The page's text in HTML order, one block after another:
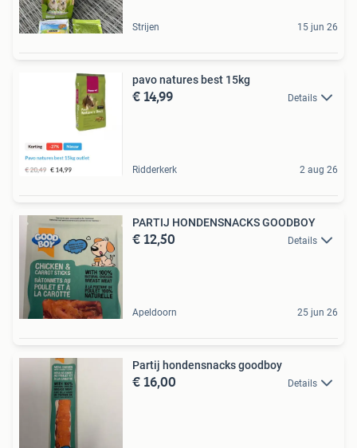
Strijen 15 jun 26
pavo natures best 15kg
€ 14,99 Details
Ridderkerk 2 aug 26
PARTIJ HONDENSNACKS GOODBOY
€ 12,50 Details
Apeldoorn 25 jun 26
Partij hondensnacks goodboy
€ 16,00 Details